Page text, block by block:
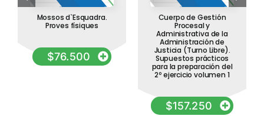
Mossos d`Esquadra.
Proves físiques
$76.500
Cuerpo de Gestión
Procesal y
Administrativa de la
Administración de
Justicia (Turno Libre).
Supuestos prácticos
para la preparación del
2º ejercicio volumen 1
$157.250